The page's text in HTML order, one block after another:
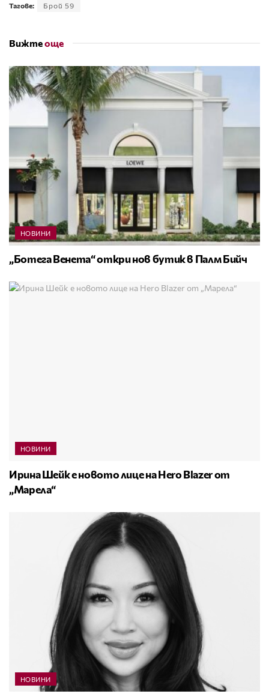
Тагове: Брой 59
Вижтеоще
НОВИНИ
„Ботега Венета“ откри нов бутик в Палм Бийч
НОВИНИ
Ирина Шейк е новото лице на Hero Blazer от
„Марела“
НОВИНИ